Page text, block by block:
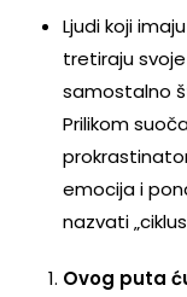
Ljudi koji
tretiraju
samostalno
Prilikom
emocija i
nazvati
Ovog puta